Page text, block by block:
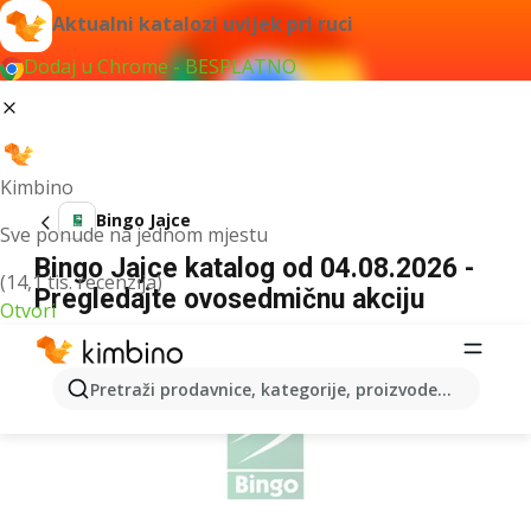
Aktualni katalozi uvijek pri ruci
Dodaj u Chrome - BESPLATNO
Kimbino
Sve ponude na jednom mjestu
(14,1 tis. recenzija)
Otvori
Pretraži prodavnice, kategorije, proizvode...
Bingo Jajce
Bingo Jajce katalog od 04.08.2026 -
Pregledajte ovosedmičnu akciju